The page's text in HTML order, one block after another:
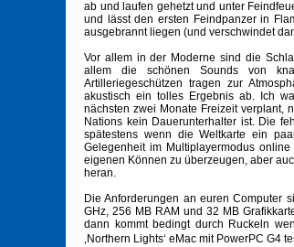
ab und laufen gehetzt und unter
und lässt den ersten Feindpanzer in
ausgebrannt liegen (und verschwindet
Vor allem in der Moderne sind die
allem die schönen Sounds von
Artilleriegeschützen tragen zur
akustisch ein tolles Ergebnis ab. Ich
nächsten zwei Monate Freizeit verplant,
Nations kein Dauerunterhalter ist. Die
spätestens wenn die Weltkarte ein
Gelegenheit im Multiplayermodus
eigenen Können zu überzeugen, aber
heran.
Die Anforderungen an euren Computer
GHz, 256 MB RAM und 32 MB
dann kommt bedingt durch Ruckeln
‚Northern Lights‘ eMac mit PowerPC G4